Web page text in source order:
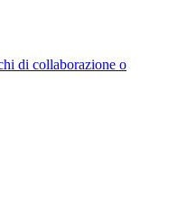
di collaborazione o